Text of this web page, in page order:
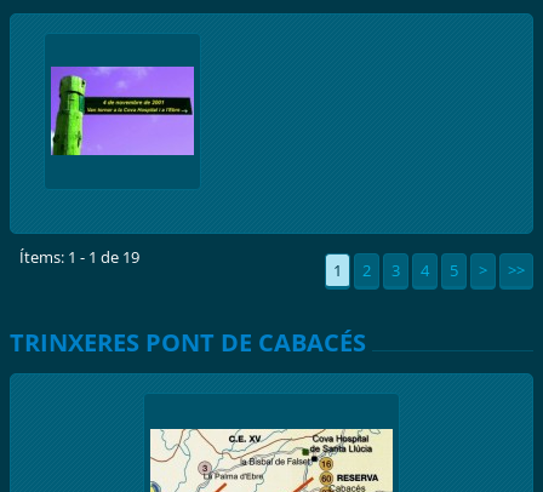
Ítems: 1 - 1 de 19
1 2 3 4 5 > >>
TRINXERES PONT DE CABACÉS